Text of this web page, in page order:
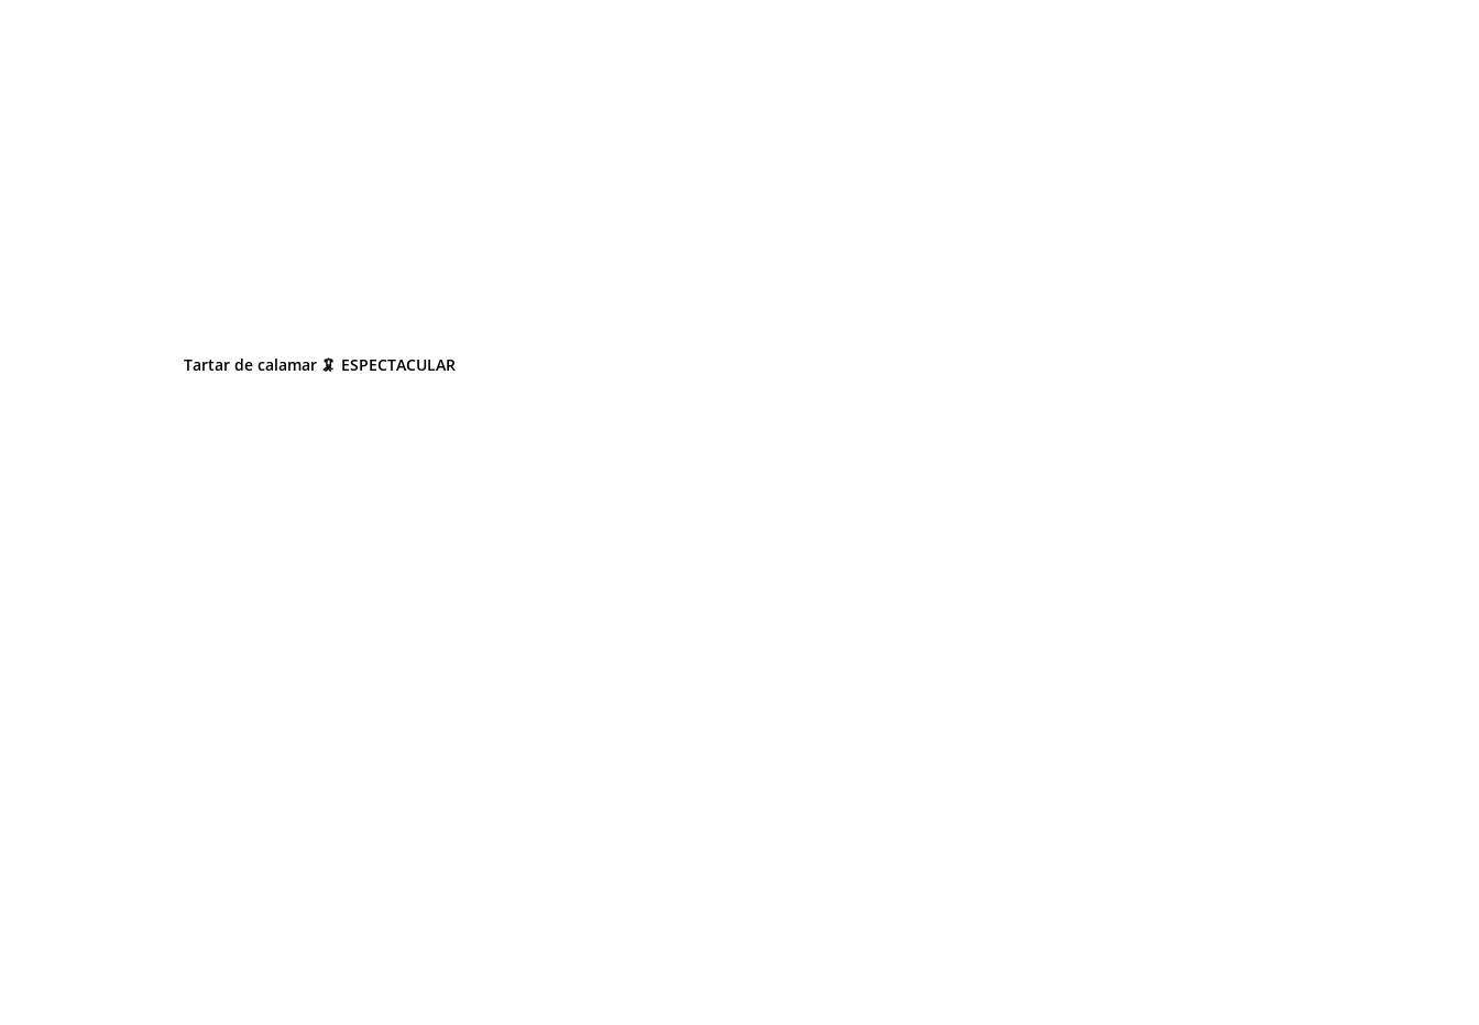
Tartar de calamar 🦑 ESPECTACULAR